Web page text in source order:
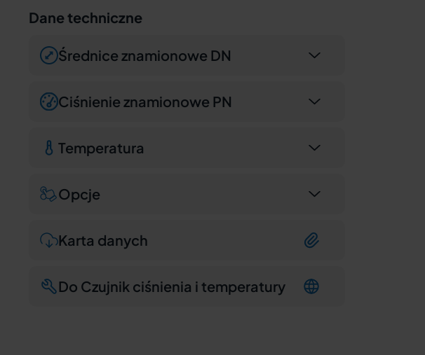
Dane techniczne
Średnice znamionowe DN
Ciśnienie znamionowe PN
Temperatura
Opcje
Karta danych
Do Czujnik ciśnienia i temperatury